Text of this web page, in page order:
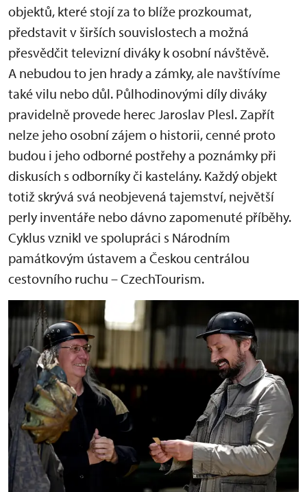
objektů, které stojí za to blíže prozkoumat,
představit v širších souvislostech a možná
přesvědčit televizní diváky k osobní návštěvě.
A nebudou to jen hrady a zámky, ale navštívíme
také vilu nebo důl. Půlhodinovými díly diváky
pravidelně provede herec Jaroslav Plesl. Zapřít
nelze jeho osobní zájem o historii, cenné proto
budou i jeho odborné postřehy a poznámky při
diskusích s odborníky či kastelány. Každý objekt
totiž skrývá svá neobjevená tajemství, největší
perly inventáře nebo dávno zapomenuté příběhy.
Cyklus vznikl ve spolupráci s Národním
památkovým ústavem a Českou centrálou
cestovního ruchu – CzechTourism.